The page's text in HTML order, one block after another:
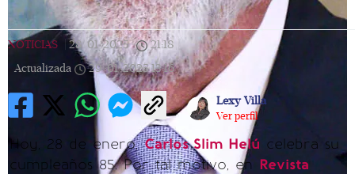
NOTICIAS 28/01/2025 | 21:18
Actualizada
29/01/2025 13:16
Lexy Villa
Ver perfil
Hoy, 28 de enero,Carlos Slim Helú celebra su
cumpleaños 85. Por tal motivo, en Revista